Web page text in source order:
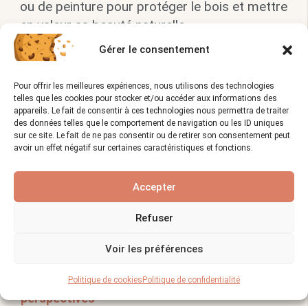
Gérer le consentement
Pour offrir les meilleures expériences, nous utilisons des technologies
telles que les cookies pour stocker et/ou accéder aux informations des
appareils. Le fait de consentir à ces technologies nous permettra de traiter
des données telles que le comportement de navigation ou les ID uniques
sur ce site. Le fait de ne pas consentir ou de retirer son consentement peut
avoir un effet négatif sur certaines caractéristiques et fonctions.
Accepter
Refuser
Voir les préférences
Politique de cookies Politique de confidentialité
ou de peinture pour protéger le bois et mettre
en valeur sa beauté naturelle.
Vues :
1 336
Vous allez également aimer :
Le métier d’ébéniste en 2024 : défis et
perspectives